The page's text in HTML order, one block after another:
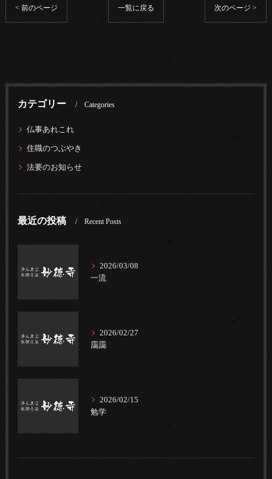
< 前のページ 一覧に戻る 次のページ >
カテゴリー Categories
仏事あれこれ
住職のつぶやき
法要のお知らせ
最近の投稿 Recent Posts
2026/03/08
一流
2026/02/27
靄靄
2026/02/15
勉学